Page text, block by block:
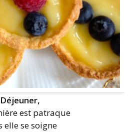
Déjeuner,
est patraque
elle se soigne